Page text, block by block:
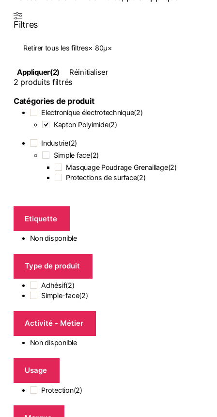
Filtres
Retirer tous les filtres× 80µ×
2 produits filtrés
Catégories de produit
Electronique électrotechnique(2)
Kapton Polyimide(2)
Industrie(2)
Simple face(2)
Masquage Poudrage Grenaillage(2)
Protections de surface(2)
Etiquette
Non disponible
Type de produit
Adhésif(2)
Simple-face(2)
Activité - Métier
Non disponible
Usage
Protection(2)
Appliquer(2) Réinitialiser